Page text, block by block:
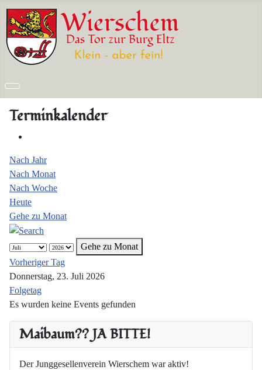
Maibaum?? JA BITTE!
Der Junggesellenverein Wierschem war aktiv!
Terminkalender
Nach Jahr
Nach Monat
Nach Woche
Heute
Gehe zu Monat
Gehe zu Monat
Vorheriger Tag
Donnerstag, 23. Juli 2026
Folgetag
Es wurden keine Events gefunden